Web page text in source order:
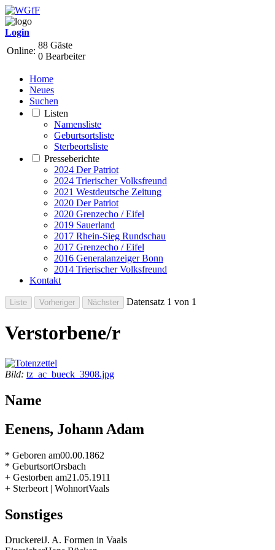
Login
Online:
88 Gäste
0 Bearbeiter
Home
Neues
Suchen
Listen
Namensliste
Geburtsortsliste
Sterbeortsliste
Presseberichte
2024 Der Patriot
2024 Trierischer Volksfreund
2021 Westdeutsche Zeitung
2020 Der Patriot
2020 Grenzecho / Eifel
2019 Sauerland
2017 Rhein-Sieg Rundschau
2017 Grenzecho / Eifel
2016 Generalanzeiger Bonn
2014 Trierischer Volksfreund
Kontakt
Datensatz 1 von 1
Verstorbene/r
Bild: tz_ac_bueck_3908.jpg
Name
Eenens, Johann Adam
* Geboren am00.00.1862
* GeburtsortOrsbach
+ Gestorben am21.05.1911
+ Sterbeort | WohnortVaals
Sonstiges
DruckereiJ. A. Formen in Vaals